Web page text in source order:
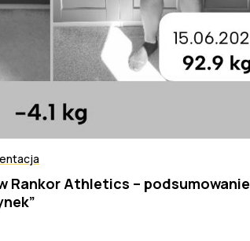
Rankor Athletics – podsumowanie